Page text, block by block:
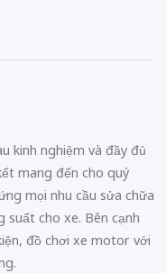
kinh nghiệm và đầy đủ
mang đến cho quý
mọi nhu cầu sửa chữa
suất cho xe. Bên cạnh
đồ chơi xe motor với